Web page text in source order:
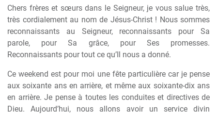
Chers frères et sœurs dans le Seigneur, je vous salue très,
très cordialement au nom de Jésus-Christ ! Nous sommes
reconnaissants au Seigneur, reconnaissants pour Sa
parole, pour Sa grâce, pour Ses promesses.
Reconnaissants pour tout ce qu’Il nous a donné.
Ce weekend est pour moi une fête particulière car je pense
aux soixante ans en arrière, et même aux soixante-dix ans
en arrière. Je pense à toutes les conduites et directives de
Dieu. Aujourd’hui, nous allons avoir un service divin